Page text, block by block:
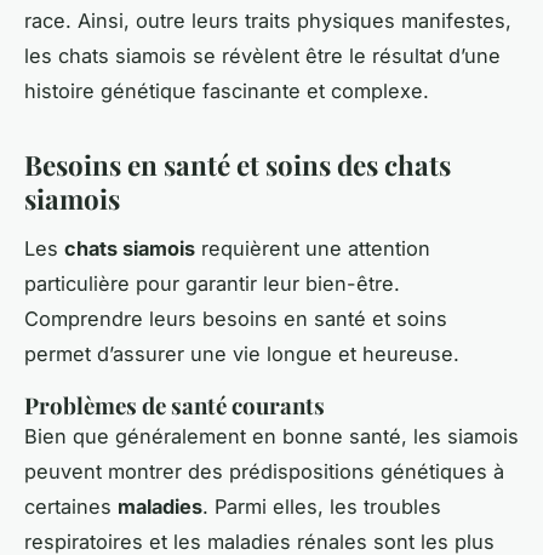
race. Ainsi, outre leurs traits physiques manifestes,
les chats siamois se révèlent être le résultat d’une
histoire génétique fascinante et complexe.
Besoins en santé et soins des chats
siamois
Les chats siamois requièrent une attention
particulière pour garantir leur bien-être.
Comprendre leurs besoins en santé et soins
permet d’assurer une vie longue et heureuse.
Problèmes de santé courants
Bien que généralement en bonne santé, les siamois
peuvent montrer des prédispositions génétiques à
certaines maladies. Parmi elles, les troubles
respiratoires et les maladies rénales sont les plus